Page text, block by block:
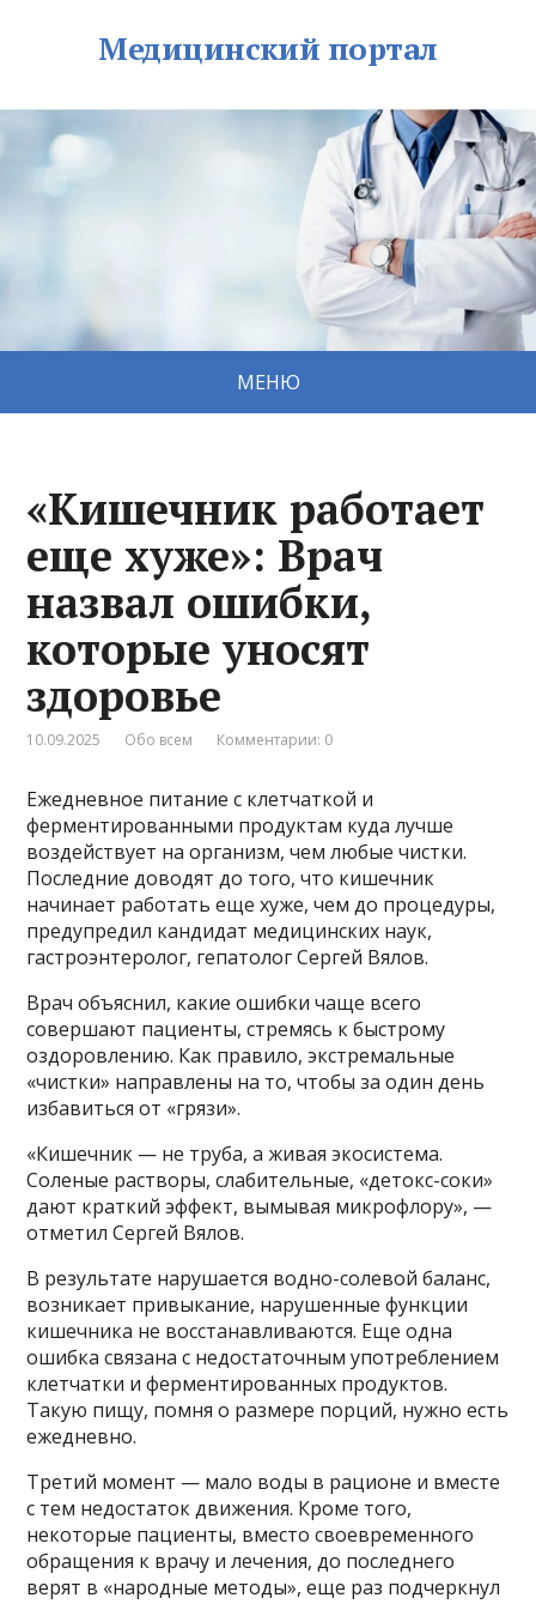
Медицинский портал
МЕНЮ
«Кишечник работает
еще хуже»: Врач
назвал ошибки,
которые уносят
здоровье
10.09.2025 Обо всем Комментарии: 0
Ежедневное питание с клетчаткой и
ферментированными продуктам куда лучше
воздействует на организм, чем любые чистки.
Последние доводят до того, что кишечник
начинает работать еще хуже, чем до процедуры,
предупредил кандидат медицинских наук,
гастроэнтеролог, гепатолог Сергей Вялов.
Врач объяснил, какие ошибки чаще всего
совершают пациенты, стремясь к быстрому
оздоровлению. Как правило, экстремальные
«чистки» направлены на то, чтобы за один день
избавиться от «грязи».
«Кишечник — не труба, а живая экосистема.
Соленые растворы, слабительные, «детокс-соки»
дают краткий эффект, вымывая микрофлору», —
отметил Сергей Вялов.
В результате нарушается водно-солевой баланс,
возникает привыкание, нарушенные функции
кишечника не восстанавливаются. Еще одна
ошибка связана с недостаточным употреблением
клетчатки и ферментированных продуктов.
Такую пищу, помня о размере порций, нужно есть
ежедневно.
Третий момент — мало воды в рационе и вместе
с тем недостаток движения. Кроме того,
некоторые пациенты, вместо своевременного
обращения к врачу и лечения, до последнего
верят в «народные методы», еще раз подчеркнул